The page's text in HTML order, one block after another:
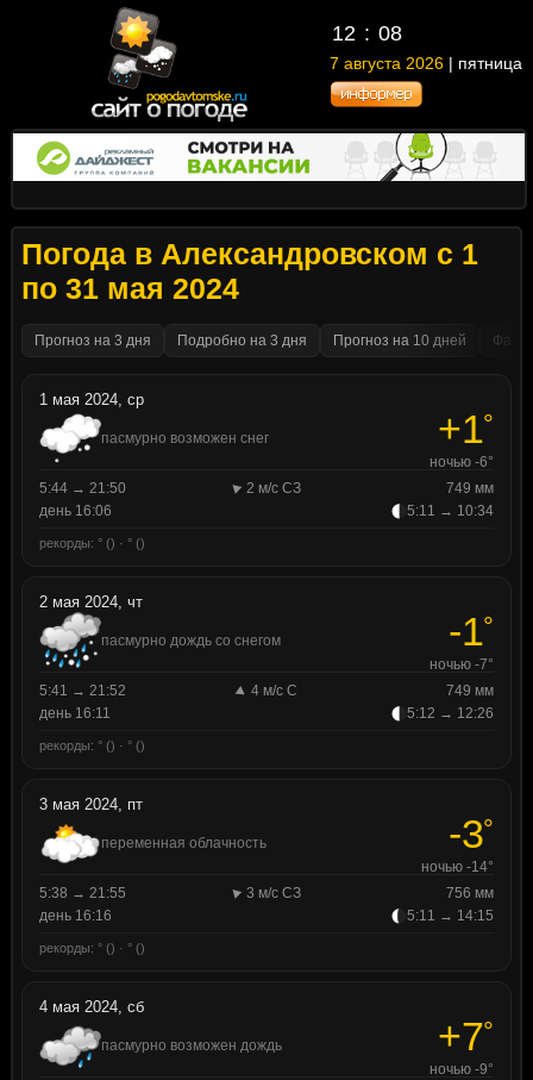
12 08
7 августа 2026 | пятница
Погода в Александровском с 1
по 31 мая 2024
Прогноз на 3 дня Подробно на 3 дня Прогноз на 10 дней
1 мая 2024, ср
пасмурно возможен снег +1°
ночью -6°
5:44 → 21:50
2 м/с СЗ
749 мм
день 16:06
5:11 → 10:34
рекорды: ° () · ° ()
2 мая 2024, чт
пасмурно дождь со снегом -1°
ночью -7°
5:41 → 21:52
4 м/с С
749 мм
день 16:11
5:12 → 12:26
рекорды: ° () · ° ()
3 мая 2024, пт
переменная облачность -3°
ночью -14°
5:38 → 21:55
3 м/с СЗ
756 мм
день 16:16
5:11 → 14:15
рекорды: ° () · ° ()
4 мая 2024, сб
пасмурно возможен дождь +7°
ночью -9°